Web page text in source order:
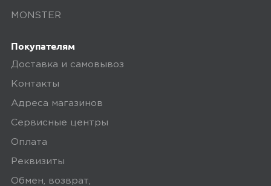
осмотр не более 15 минут.
MONSTER
Покупателям
Доставка и самовывоз
Контакты
Адреса магазинов
Сервисные центры
Оплата
Реквизиты
Обмен, возврат,